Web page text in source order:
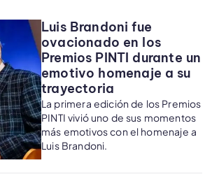
Luis Brandoni fue
ovacionado en los
Premios PINTI durante un
emotivo homenaje a su
trayectoria
La primera edición de los Premios
PINTI vivió uno de sus momentos
más emotivos con el homenaje a
Luis Brandoni.